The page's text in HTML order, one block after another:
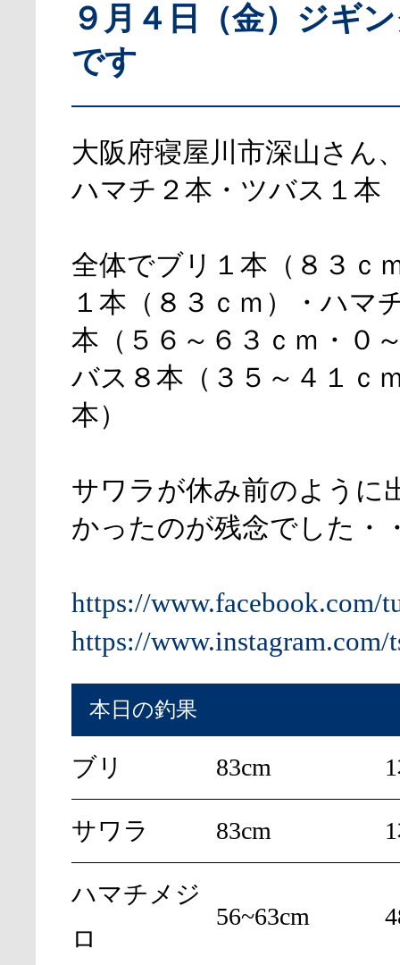
９月４日（金）ジギ
です
大阪府寝屋川市深山さん
ハマチ２本・ツバス１本
全体でブリ１本（８３ｃ
１本（８３ｃｍ）・ハマ
本（５６～６３ｃｍ・０
バス８本（３５～４１ｃ
本）
サワラが休み前のように
かったのが残念でした・
https://www.facebook.com/
https://www.instagram.com/
本日の釣果
ブリ 83cm
サワラ 83cm
ハマチメジ
ロ
56~63cm